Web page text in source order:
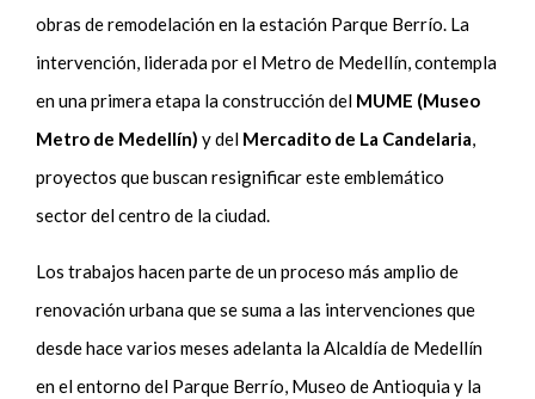
obras de remodelación en la estación Parque Berrío. La
intervención, liderada por el Metro de Medellín, contempla
en una primera etapa la construcción del MUME (Museo
Metro de Medellín) y del Mercadito de La Candelaria,
proyectos que buscan resignificar este emblemático
sector del centro de la ciudad.
Los trabajos hacen parte de un proceso más amplio de
renovación urbana que se suma a las intervenciones que
desde hace varios meses adelanta la Alcaldía de Medellín
en el entorno del Parque Berrío, Museo de Antioquia y la